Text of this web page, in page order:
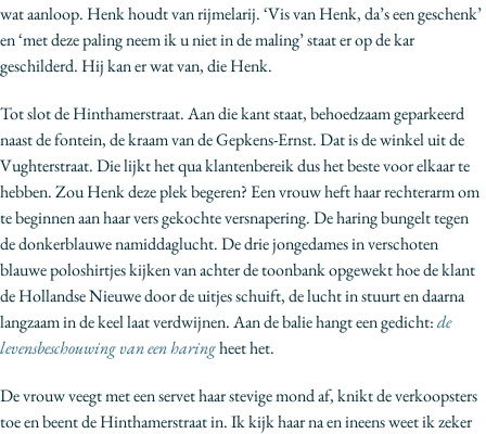
wat aanloop. Henk houdt van rijmelarij. ‘Vis van Henk, da’s een geschenk’
en ‘met deze paling neem ik u niet in de maling’ staat er op de kar
geschilderd. Hij kan er wat van, die Henk.
Tot slot de Hinthamerstraat. Aan die kant staat, behoedzaam geparkeerd
naast de fontein, de kraam van de Gepkens-Ernst. Dat is de winkel uit de
Vughterstraat. Die lijkt het qua klantenbereik dus het beste voor elkaar te
hebben. Zou Henk deze plek begeren? Een vrouw heft haar rechterarm om
te beginnen aan haar vers gekochte versnapering. De haring bungelt tegen
de donkerblauwe namiddaglucht. De drie jongedames in verschoten
blauwe poloshirtjes kijken van achter de toonbank opgewekt hoe de klant
de Hollandse Nieuwe door de uitjes schuift, de lucht in stuurt en daarna
langzaam in de keel laat verdwijnen. Aan de balie hangt een gedicht:de
levensbeschouwing van een haringheet het.
De vrouw veegt met een servet haar stevige mond af, knikt de verkoopsters
toe en beent de Hinthamerstraat in. Ik kijk haar na en ineens weet ik zeker